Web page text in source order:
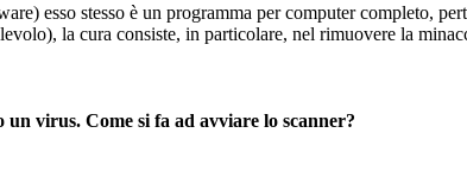
esso stesso è un programma per computer completo,
la cura consiste, in particolare, nel rimuovere la
virus. Come si fa ad avviare lo scanner?